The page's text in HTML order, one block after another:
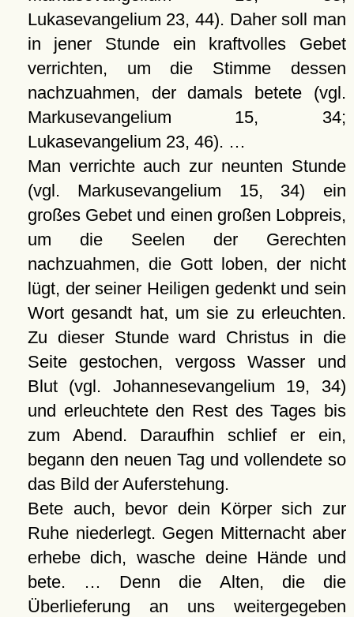
Lukasevangelium 23, 44). Daher soll man
in jener Stunde ein kraftvolles Gebet
verrichten, um die Stimme dessen
nachzuahmen, der damals betete (vgl.
Markusevangelium 15, 34;
Lukasevangelium 23, 46). …
Man verrichte auch zur neunten Stunde
(vgl. Markusevangelium 15, 34) ein
großes Gebet und einen großen Lobpreis,
um die Seelen der Gerechten
nachzuahmen, die Gott loben, der nicht
lügt, der seiner Heiligen gedenkt und sein
Wort gesandt hat, um sie zu erleuchten.
Zu dieser Stunde ward Christus in die
Seite gestochen, vergoss Wasser und
Blut (vgl. Johannesevangelium 19, 34)
und erleuchtete den Rest des Tages bis
zum Abend. Daraufhin schlief er ein,
begann den neuen Tag und vollendete so
das Bild der Auferstehung.
Bete auch, bevor dein Körper sich zur
Ruhe niederlegt. Gegen Mitternacht aber
erhebe dich, wasche deine Hände und
bete. … Denn die Alten, die die
Überlieferung an uns weitergegeben